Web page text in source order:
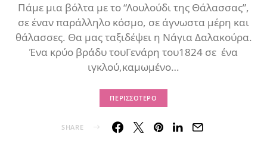
Πάμε μια βόλτα με το “Λουλούδι της Θάλασσας”,
σε έναν παράλληλο κόσμο, σε άγνωστα μέρη και
θάλασσες. Θα μας ταξιδέψει η Νάγια Δαλακούρα.
Ένα κρύο βράδυ τουΓενάρη του1824 σε ένα
ιγκλού,καμωμένο…
ΠΕΡΙΣΣΌΤΕΡΟ
SHARE